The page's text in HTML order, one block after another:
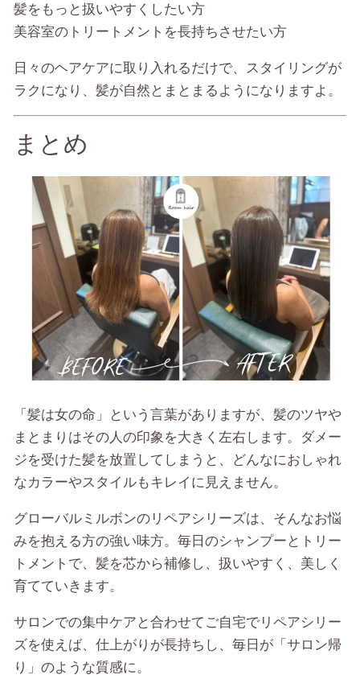
髪をもっと扱いやすくしたい方
美容室のトリートメントを長持ちさせたい方
日々のヘアケアに取り入れるだけで、スタイリングが
ラクになり、髪が自然とまとまるようになりますよ。
まとめ
「髪は女の命」という言葉がありますが、髪のツヤや
まとまりはその人の印象を大きく左右します。ダメー
ジを受けた髪を放置してしまうと、どんなにおしゃれ
なカラーやスタイルもキレイに見えません。
グローバルミルボンのリペアシリーズは、そんなお悩
みを抱える方の強い味方。毎日のシャンプーとトリー
トメントで、髪を芯から補修し、扱いやすく、美しく
育てていきます。
サロンでの集中ケアと合わせてご自宅でリペアシリー
ズを使えば、仕上がりが長持ちし、毎日が「サロン帰
り」のような質感に。